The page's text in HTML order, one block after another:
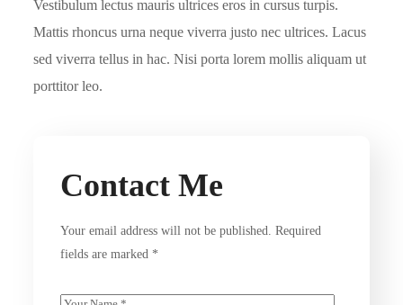
Vestibulum lectus mauris ultrices eros in cursus turpis.
Mattis rhoncus urna neque viverra justo nec ultrices. Lacus
sed viverra tellus in hac. Nisi porta lorem mollis aliquam ut
porttitor leo.
Contact Me
Your email address will not be published. Required
fields are marked *